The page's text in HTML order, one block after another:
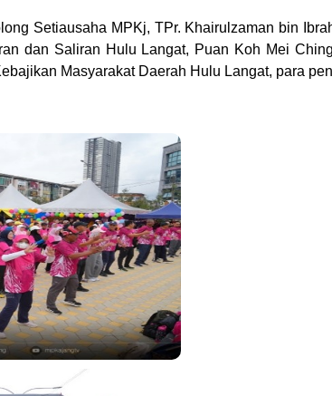
Setiausaha MPKj, TPr. Khairulzaman bin
dan Saliran Hulu Langat, Puan Koh Mei
Masyarakat Daerah Hulu Langat, para